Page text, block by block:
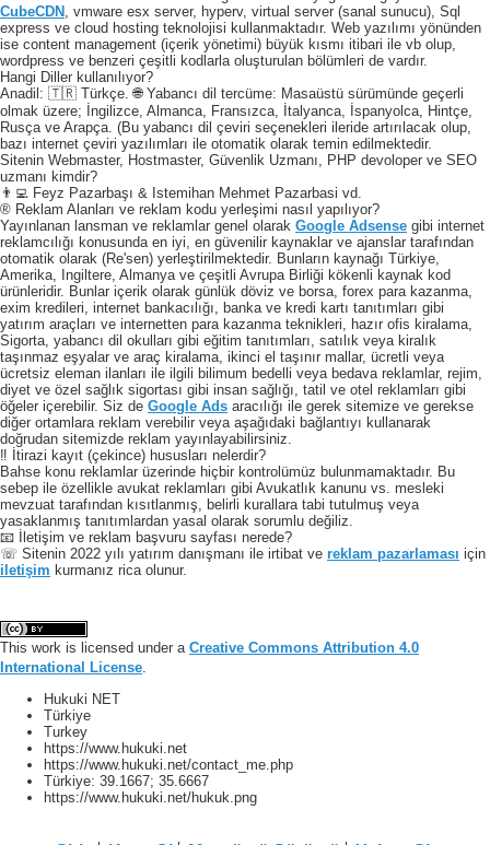
CubeCDN , vmware esx server, hyperv, virtual server (sanal sunucu), Sql
express ve cloud hosting teknolojisi kullanmaktadır. Web yazılımı yönünden
ise content management (içerik yönetimi) büyük kısmı itibari ile vb olup,
wordpress ve benzeri çeşitli kodlarla oluşturulan bölümleri de vardır.
Hangi Diller kullanılıyor?
Anadil: 🇹🇷 Türkçe. 🌐 Yabancı dil tercüme: Masaüstü sürümünde geçerli
olmak üzere; İngilizce, Almanca, Fransızca, İtalyanca, İspanyolca, Hintçe,
Rusça ve Arapça. (Bu yabancı dil çeviri seçenekleri ileride artırılacak olup,
bazı internet çeviri yazılımları ile otomatik olarak temin edilmektedir.
Sitenin Webmaster, Hostmaster, Güvenlik Uzmanı, PHP devoloper ve SEO
uzmanı kimdir?
👨‍💻 Feyz Pazarbaşı & Istemihan Mehmet Pazarbasi vd.
® Reklam Alanları ve reklam kodu yerleşimi nasıl yapılıyor?
Yayınlanan lansman ve reklamlar genel olarak Google Adsense gibi internet
reklamcılığı konusunda en iyi, en güvenilir kaynaklar ve ajanslar tarafından
otomatik olarak (Re'sen) yerleştirilmektedir. Bunların kaynağı Türkiye,
Amerika, Ingiltere, Almanya ve çeşitli Avrupa Birliği kökenli kaynak kod
ürünleridir. Bunlar içerik olarak günlük döviz ve borsa, forex para kazanma,
exim kredileri, internet bankacılığı, banka ve kredi kartı tanıtımları gibi
yatırım araçları ve internetten para kazanma teknikleri, hazır ofis kiralama,
Sigorta, yabancı dil okulları gibi eğitim tanıtımları, satılık veya kiralık
taşınmaz eşyalar ve araç kiralama, ikinci el taşınır mallar, ücretli veya
ücretsiz eleman ilanları ile ilgili bilimum bedelli veya bedava reklamlar, rejim,
diyet ve özel sağlık sigortası gibi insan sağlığı, tatil ve otel reklamları gibi
öğeler içerebilir. Siz de Google Ads aracılığı ile gerek sitemize ve gerekse
diğer ortamlara reklam verebilir veya aşağıdaki bağlantıyı kullanarak
doğrudan sitemizde reklam yayınlayabilirsiniz.
‼️ İtirazi kayıt (çekince) hususları nelerdir?
Bahse konu reklamlar üzerinde hiçbir kontrolümüz bulunmamaktadır. Bu
sebep ile özellikle avukat reklamları gibi Avukatlık kanunu vs. mesleki
mevzuat tarafından kısıtlanmış, belirli kurallara tabi tutulmuş veya
yasaklanmış tanıtımlardan yasal olarak sorumlu değiliz.
📧 İletişim ve reklam başvuru sayfası nerede?
☏ Sitenin 2022 yılı yatırım danışmanı ile irtibat ve reklam pazarlaması için
iletişim kurmanız rica olunur.
This work is licensed under a Creative Commons Attribution 4.0
International License
Hukuki NET
Türkiye
Turkey
https://www.hukuki.net
https://www.hukuki.net/contact_me.php
Türkiye: 39.1667; 35.6667
https://www.hukuki.net/hukuk.png